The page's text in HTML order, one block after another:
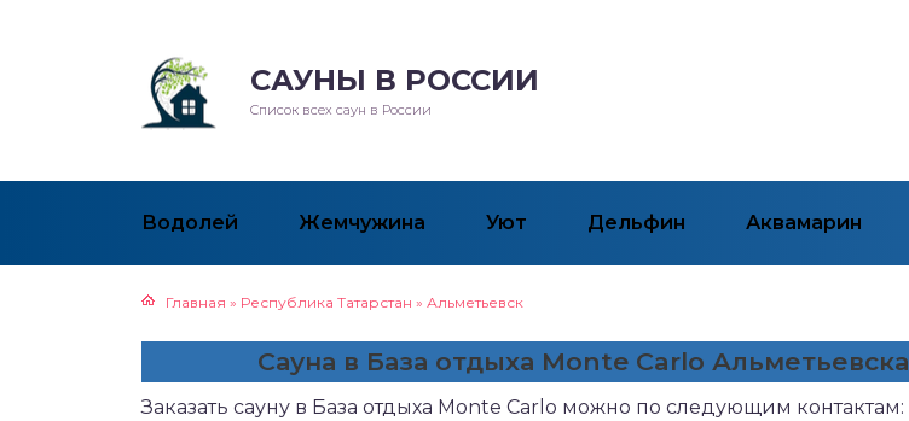
САУНЫ В РОССИИ
Список всех саун в России
Водолей Жемчужина Уют Дельфин Аквамарин
Главная » Республика Татарстан » Альметьевск
Сауна в База отдыха Monte Carlo Альметьевска
Заказать сауну в База отдыха Monte Carlo можно по следующим контактам: